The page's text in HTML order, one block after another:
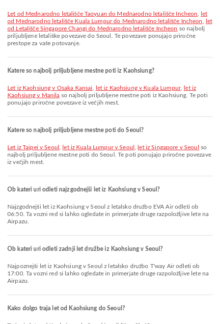
let od Mednarodno letališče Taoyuan do Mednarodno letališče Incheon
let
od Mednarodno letališče Kuala Lumpur do Mednarodno letališče Incheon
let
od Letališče Singapore Changi do Mednarodno letališče Incheon so najbolj
priljubljene letališke povezave do Seoul. Te povezave ponujajo priročne
prestope za vaše potovanje.
Katere so najbolj priljubljene mestne poti iz Kaohsiung?
let iz Kaohsiung v Osaka Kansai let iz Kaohsiung v Kuala Lumpur,
let iz
Kaohsiung v Manila so najbolj priljubljene mestne poti iz Kaohsiung. Te poti
ponujajo priročne povezave iz večjih mest.
Katere so najbolj priljubljene mestne poti do Seoul?
let iz Taipei v Seoul let iz Kuala Lumpur v Seoul let iz Singapore v Seoul
so
najbolj priljubljene mestne poti do Seoul. Te poti ponujajo priročne povezave
iz večjih mest.
Ob kateri uri odleti najzgodnejši let iz Kaohsiung v Seoul?
Najzgodnejši let iz Kaohsiung v Seoul z letalsko družbo EVA Air odleti ob
06:50. Ta vozni red si lahko ogledate in primerjate druge razpoložljive lete na
Airpazu.
Ob kateri uri odleti zadnji let družbe iz Kaohsiung v Seoul?
Najpoznejši let iz Kaohsiung v Seoul z letalsko družbo T'way Air odleti ob
17:00. Ta vozni red si lahko ogledate in primerjate druge razpoložljive lete na
Airpazu.
Kako dolgo traja let od Kaohsiung do Seoul?